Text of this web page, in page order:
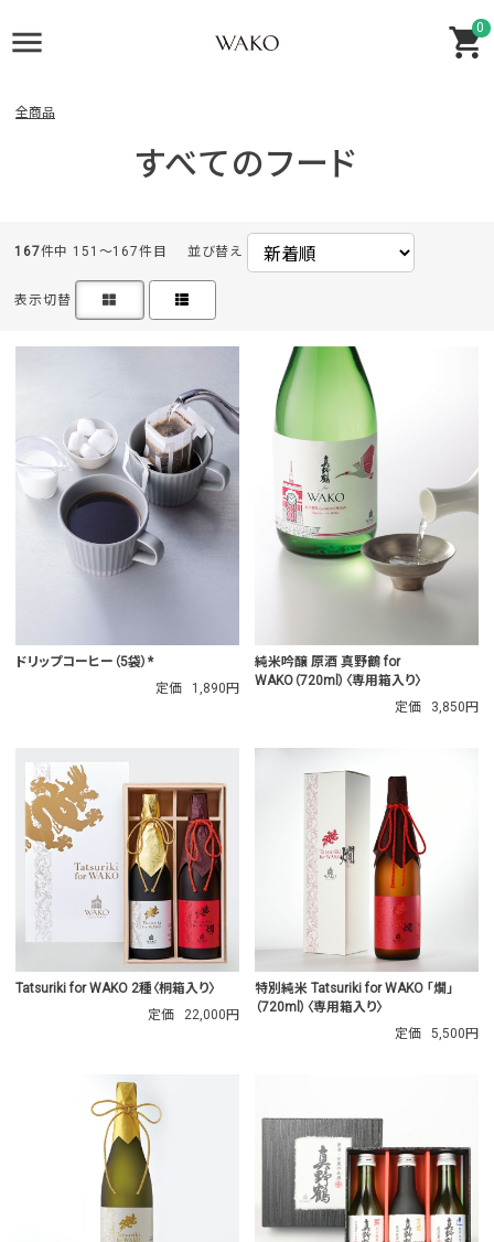
0
全商品
すべてのフード
167件中 151〜167件目 並び替え
表示切替
ドリップコーヒー（5袋）*
定価
1,890円
純米吟醸 原酒 真野鶴 for
WAKO（720ml）〈専用箱入り〉
定価
3,850円
Tatsuriki for WAKO 2種〈桐箱入り〉
定価
22,000円
特別純米 Tatsuriki for WAKO 「燗」
（720ml）〈専用箱入り〉
定価
5,500円